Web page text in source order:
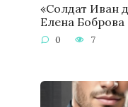
«Солдат Иван
Елена Боброва
0 7